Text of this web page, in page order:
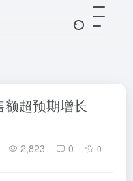
额超预期增长
2,823 0 0